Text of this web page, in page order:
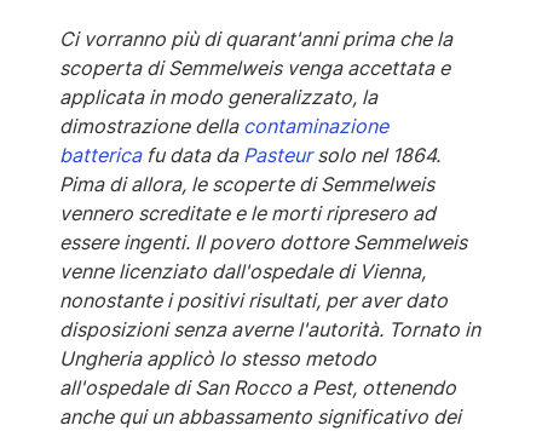
Ci vorranno più di quarant'anni prima che la
scoperta di Semmelweis venga accettata e
applicata in modo generalizzato, la
dimostrazione della contaminazione
battericafu data da Pasteursolo nel 1864.
Pima di allora, le scoperte di Semmelweis
vennero screditate e le morti ripresero ad
essere ingenti. Il povero dottore Semmelweis
venne licenziato dall'ospedale di Vienna,
nonostante i positivi risultati, per aver dato
disposizioni senza averne l'autorità. Tornato in
Ungheria applicò lo stesso metodo
all'ospedale di San Rocco a Pest, ottenendo
anche qui un abbassamento significativo dei